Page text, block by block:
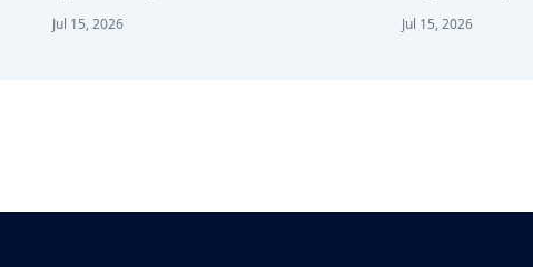
Jul 15, 2026 Jul 15, 2026